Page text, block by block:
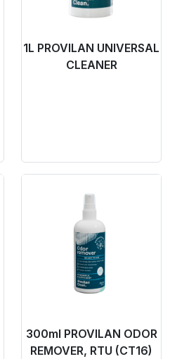
1L PROVILAN UNIVERSAL
CLEANER
Product Link
300ml PROVILAN ODOR
REMOVER, RTU (CT16)